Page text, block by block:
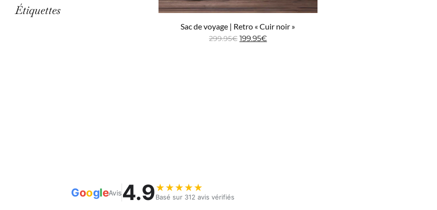
Étiquettes
Sac de voyage | Retro « Cuir noir »
299.95€ 199.95€
GoogleAvis4.9★★★★★
Basé sur 312 avis vérifiés